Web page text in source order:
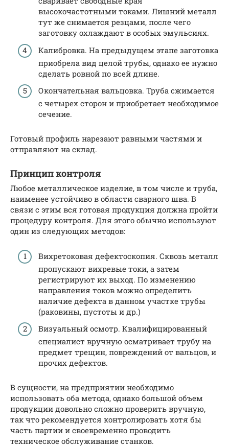
высокочастотными токами. Лишний металл
тут же снимается резцами, после чего
заготовку охлаждают в особых эмульсиях.
Калибровка. На предыдущем этапе заготовка
приобрела вид целой трубы, однако ее нужно
сделать ровной по всей длине.
Окончательная вальцовка. Труба сжимается
с четырех сторон и приобретает необходимое
сечение.
Готовый профиль нарезают равными частями и
отправляют на склад.
Принцип контроля
Любое металлическое изделие, в том числе и труба,
наименее устойчиво в области сварного шва. В
связи с этим вся готовая продукция должна пройти
процедуру контроля. Для этого обычно используют
один из следующих методов:
Вихретоковая дефектоскопия. Сквозь металл
пропускают вихревые токи, а затем
регистрируют их выход. По изменению
направления токов можно определить
наличие дефекта в данном участке трубы
(раковины, пустоты и др.)
Визуальный осмотр. Квалифицированный
специалист вручную осматривает трубу на
предмет трещин, повреждений от вальцов, и
прочих дефектов.
В сущности, на предприятии необходимо
использовать оба метода, однако большой объем
продукции довольно сложно проверить вручную,
так что рекомендуется контролировать хотя бы
часть партии и своевременно проводить
техническое обслуживание станков.